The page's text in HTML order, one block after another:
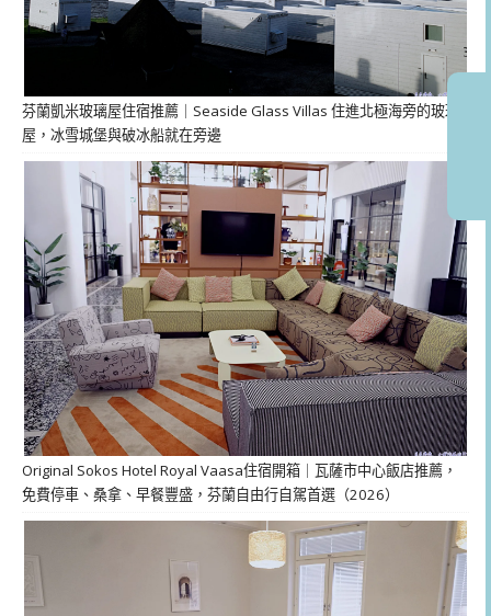
芬蘭凱米玻璃屋住宿推薦｜Seaside Glass Villas 住進北極海旁的玻璃
屋，冰雪城堡與破冰船就在旁邊
Original Sokos Hotel Royal Vaasa住宿開箱｜瓦薩市中心飯店推薦，
免費停車、桑拿、早餐豐盛，芬蘭自由行自駕首選（2026）